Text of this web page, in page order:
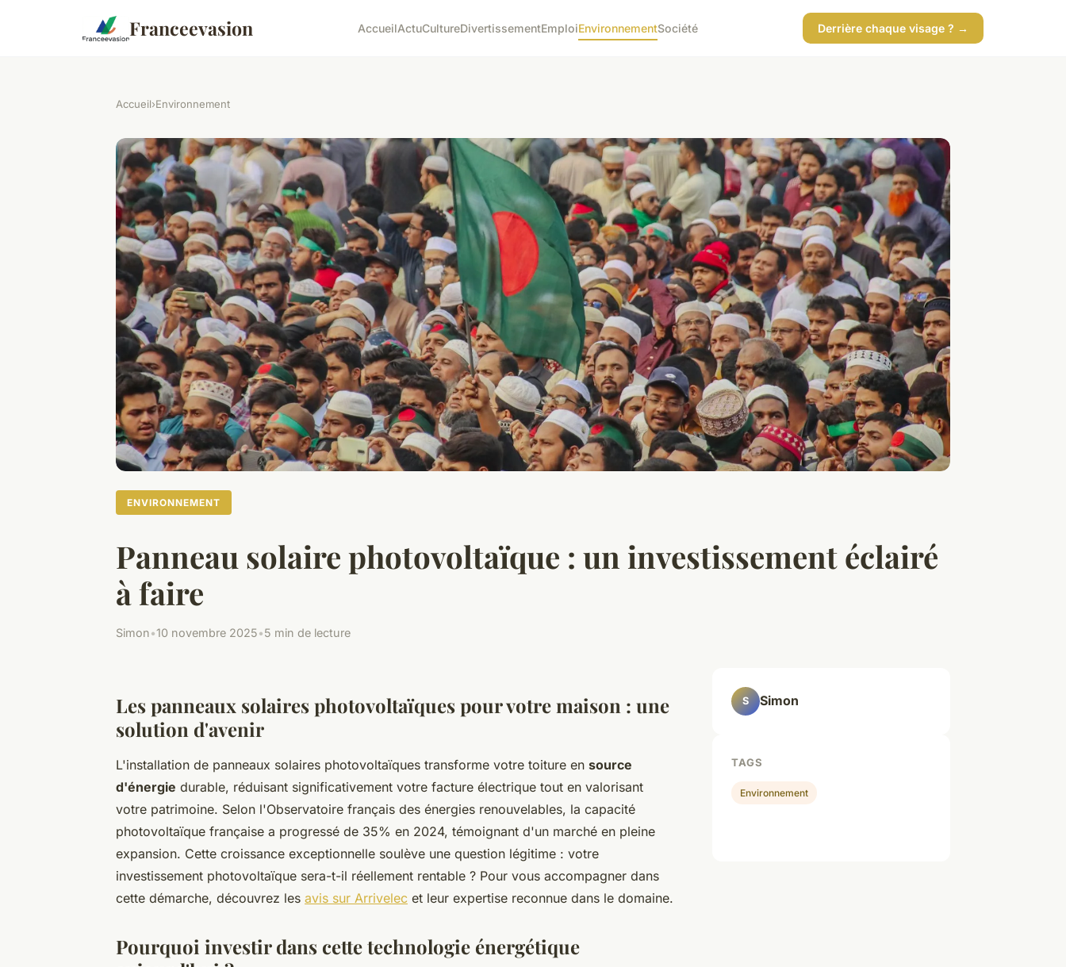
Franceevasion AccueilActuCultureDivertissementEmploiEnvironnementSociété Derrière chaque visage ? →
Accueil›Environnement
ENVIRONNEMENT
Panneau solaire photovoltaïque : un investissement éclairé
à faire
Simon•10 novembre 2025•5 min de lecture
Les panneaux solaires photovoltaïques pour votre maison : une
solution d'avenir
L'installation de panneaux solaires photovoltaïques transforme votre toiture en source
d'énergie durable, réduisant significativement votre facture électrique tout en valorisant
votre patrimoine. Selon l'Observatoire français des énergies renouvelables, la capacité
photovoltaïque française a progressé de 35% en 2024, témoignant d'un marché en pleine
expansion. Cette croissance exceptionnelle soulève une question légitime : votre
investissement photovoltaïque sera-t-il réellement rentable ? Pour vous accompagner dans
cette démarche, découvrez les avis sur Arrivelec et leur expertise reconnue dans le domaine.
Pourquoi investir dans cette technologie énergétique
S Simon
TAGS
Environnement